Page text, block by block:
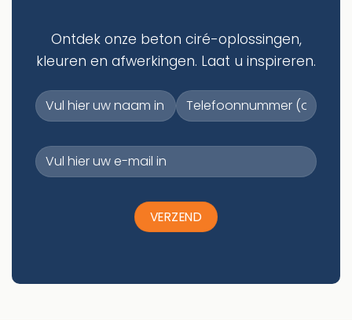
Ontdek onze beton ciré-oplossingen,
kleuren en afwerkingen. Laat u inspireren.